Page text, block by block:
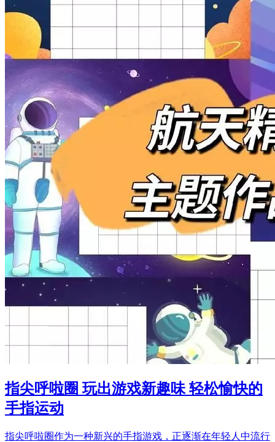
指尖呼啦圈 玩出游戏新趣味 轻松愉快的
手指运动
指尖呼啦圈作为一种新兴的手指游戏，正逐渐在年轻人中流行